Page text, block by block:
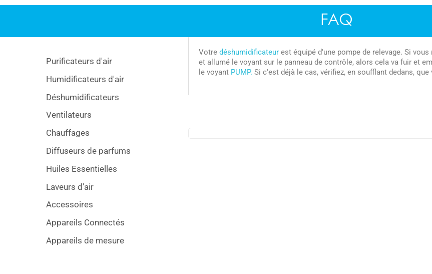
FAQ
Purificateurs d'air
Humidificateurs d'air
Déshumidificateurs
Ventilateurs
Chauffages
Diffuseurs de parfums
Huiles Essentielles
Laveurs d'air
Accessoires
Appareils Connectés
Appareils de mesure
Votre déshumidificateurest équipé d'une pompe de relevage. Si
et allumé le voyant sur le panneau de contrôle, alors cela va fuir et
le voyant PUMP. Si c'est déjà le cas, vérifiez, en soufflant dedans,